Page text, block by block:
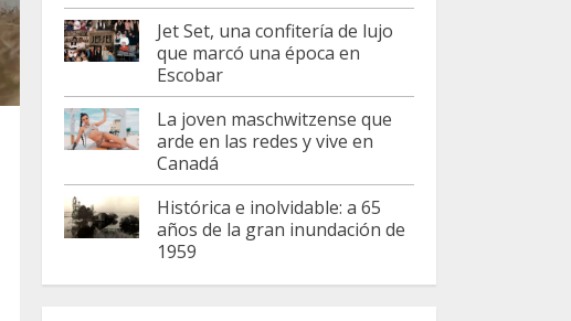
Jet Set, una confitería de lujo
que marcó una época en
Escobar
La joven maschwitzense que
arde en las redes y vive en
Canadá
Histórica e inolvidable: a 65
años de la gran inundación de
1959